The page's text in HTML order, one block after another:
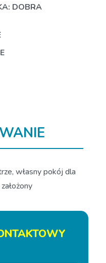
DOBRA
własny pokój dla